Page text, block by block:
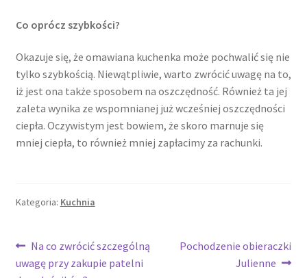
Co oprócz szybkości?
Okazuje się, że omawiana kuchenka może pochwalić się nie
tylko szybkością. Niewątpliwie, warto zwrócić uwagę na to,
iż jest ona także sposobem na oszczędność. Również ta jej
zaleta wynika ze wspomnianej już wcześniej oszczędności
ciepła. Oczywistym jest bowiem, że skoro marnuje się
mniej ciepła, to również mniej zapłacimy za rachunki.
Kategoria: Kuchnia
Nawigacja
Poprzedni
wpis:
Na co zwrócić szczególną
uwagę przy zakupie patelni
Następny
Pochodzenie obieraczki
Julienne